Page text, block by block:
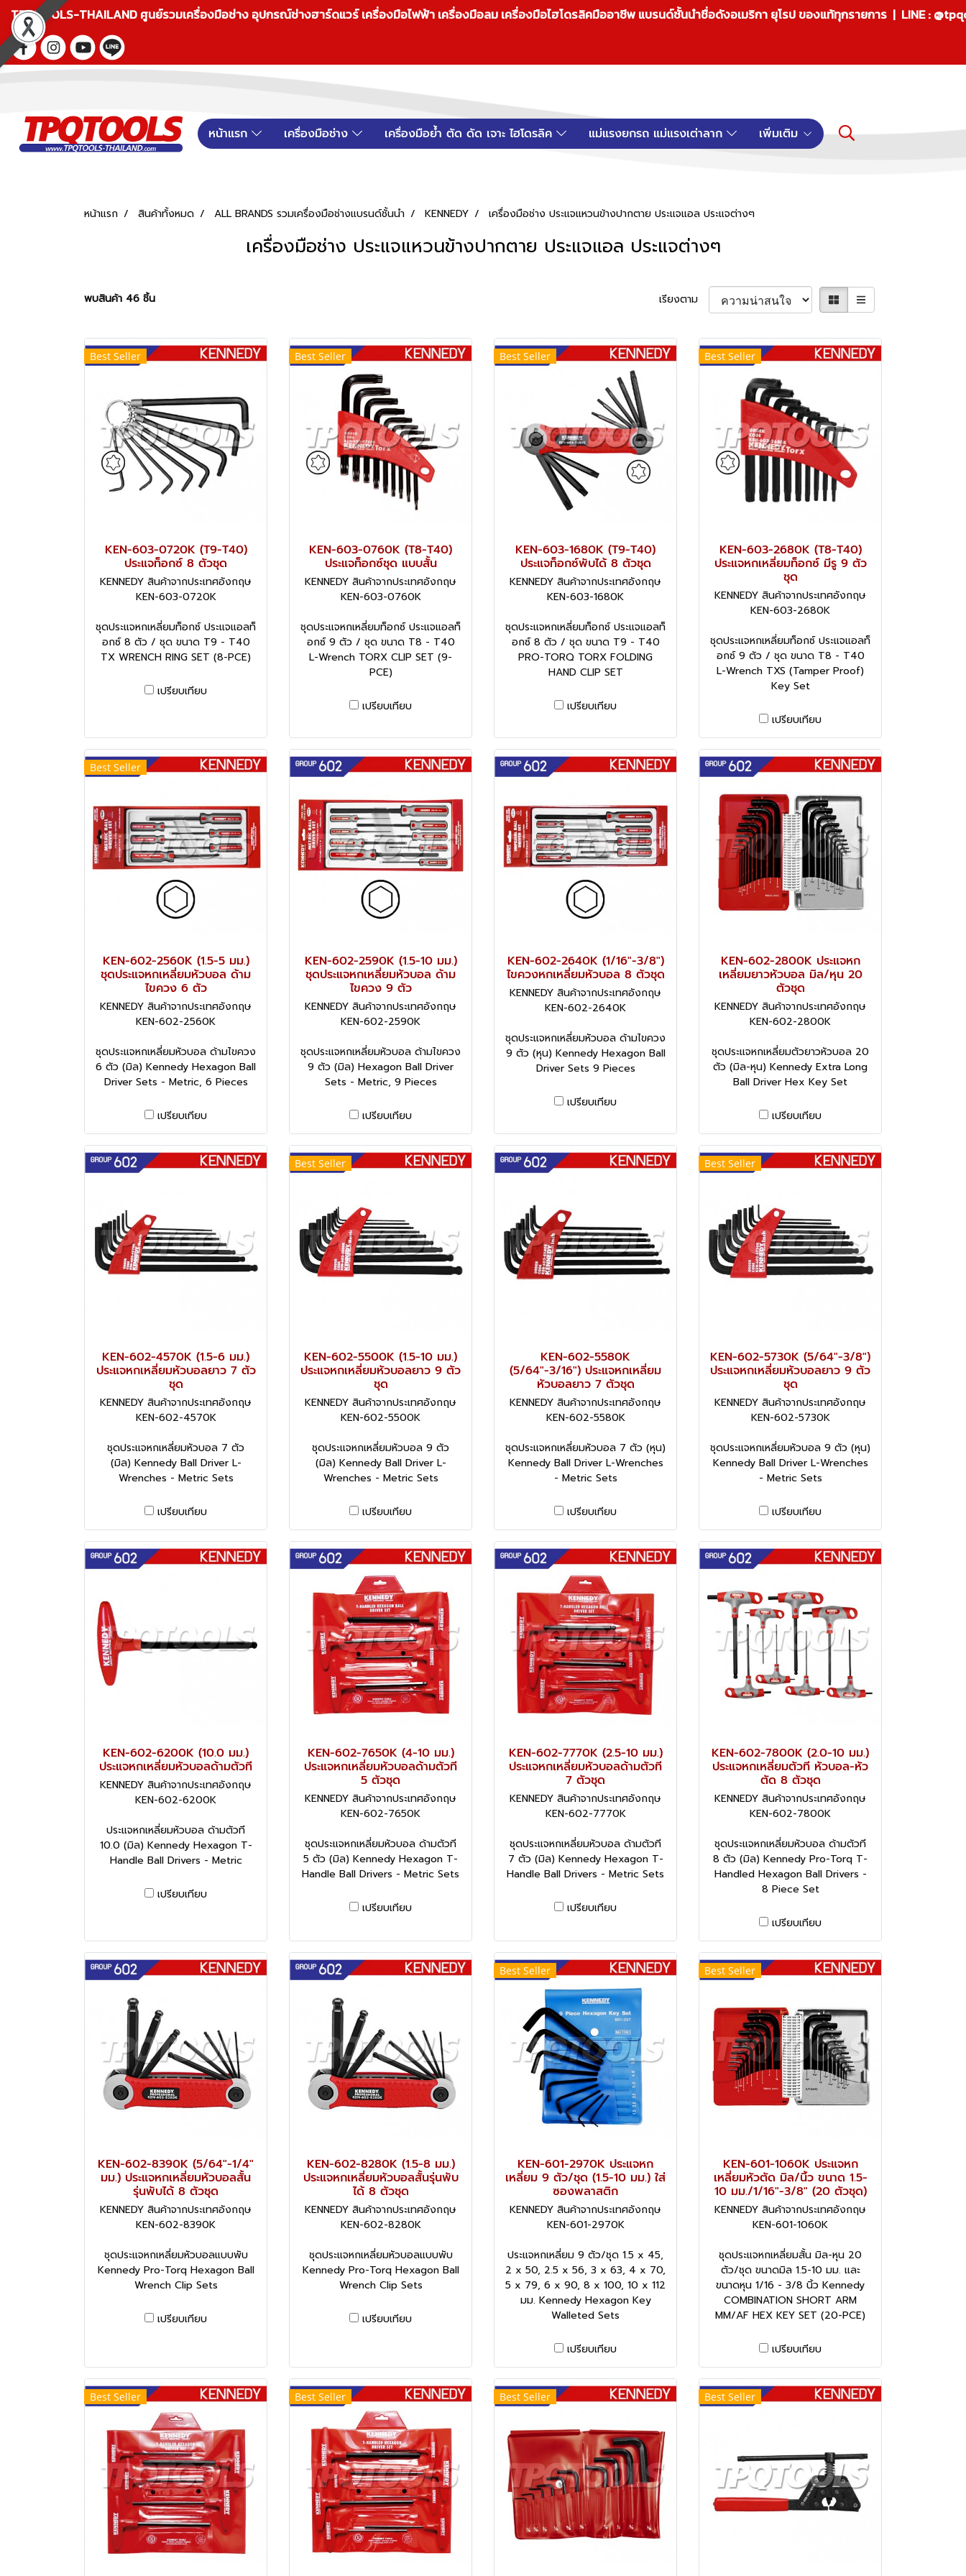
TPQTOOLS-THAILAND ศูนย์รวมเครื่องมือช่าง อุปกรณ์ช่างฮาร์ดแวร์ เครื่องมือไฟฟ้า เครื่องมือลม เครื่องมือไฮโดรลิคมืออาชีพ แบรนด์ชั้นนำชื่อดังอเมริกา ยุโรป ของแท้ทุกรายการ | LINE :
หน้าแรก เครื่องมือช่าง เครื่องมือย้ำ ตัด ดัด เจาะ ไฮโดรลิค แม่แรงยกรถ แม่แรงเต่าลาก เพิ่มเติม
หน้าแรก สินค้าทั้งหมด ALL BRANDS รวมเครื่องมือช่างแบรนด์ชั้นนำ KENNEDY เครื่องมือช่าง ประแจแหวนข้างปากตาย ประแจแอล ประแจต่างๆ
เครื่องมือช่าง ประแจแหวนข้างปากตาย ประแจแอล ประแจต่างๆ
พบสินค้า 46 ชิ้น เรียงตาม
Best Seller
KEN-603-0720K (T9-T40)
ประแจท็อกซ์ 8 ตัวชุด
KENNEDY สินค้าจากประเทศอังกฤษ
KEN-603-0720K
ชุดประแจหกเหลี่ยมท็อกซ์ ประแจแอลท็
อกซ์ 8 ตัว / ชุด ขนาด T9 - T40
TX WRENCH RING SET (8-PCE)
เปรียบเทียบ
Best Seller
KEN-603-0760K (T8-T40)
ประแจท็อกซ์ชุด แบบสั้น
KENNEDY สินค้าจากประเทศอังกฤษ
KEN-603-0760K
ชุดประแจหกเหลี่ยมท็อกซ์ ประแจแอลท็
อกซ์ 9 ตัว / ชุด ขนาด T8 - T40
L-Wrench TORX CLIP SET (9-
PCE)
เปรียบเทียบ
Best Seller
KEN-603-1680K (T9-T40)
ประแจท็อกซ์พับได้ 8 ตัวชุด
KENNEDY สินค้าจากประเทศอังกฤษ
KEN-603-1680K
ชุดประแจหกเหลี่ยมท็อกซ์ ประแจแอลท็
อกซ์ 8 ตัว / ชุด ขนาด T9 - T40
PRO-TORQ TORX FOLDING
HAND CLIP SET
เปรียบเทียบ
Best Seller
KEN-603-2680K (T8-T40)
ประแจหกเหลี่ยมท็อกซ์ มีรู 9 ตัว
ชุด
KENNEDY สินค้าจากประเทศอังกฤษ
KEN-603-2680K
ชุดประแจหกเหลี่ยมท็อกซ์ ประแจแอลท็
อกซ์ 9 ตัว / ชุด ขนาด T8 - T40
L-Wrench TXS (Tamper Proof)
Key Set
เปรียบเทียบ
Best Seller
KEN-602-2560K (1.5-5 มม.)
ชุดประแจหกเหลี่ยมหัวบอล ด้าม
ไขควง 6 ตัว
KENNEDY สินค้าจากประเทศอังกฤษ
KEN-602-2560K
ชุดประแจหกเหลี่ยมหัวบอล ด้ามไขควง
6 ตัว (มิล) Kennedy Hexagon Ball
Driver Sets - Metric, 6 Pieces
เปรียบเทียบ
KEN-602-2590K (1.5-10 มม.)
ชุดประแจหกเหลี่ยมหัวบอล ด้าม
ไขควง 9 ตัว
KENNEDY สินค้าจากประเทศอังกฤษ
KEN-602-2590K
ชุดประแจหกเหลี่ยมหัวบอล ด้ามไขควง
9 ตัว (มิล) Hexagon Ball Driver
Sets - Metric, 9 Pieces
เปรียบเทียบ
KEN-602-2640K (1/16"-3/8")
ไขควงหกเหลี่ยมหัวบอล 8 ตัวชุด
KENNEDY สินค้าจากประเทศอังกฤษ
KEN-602-2640K
ชุดประแจหกเหลี่ยมหัวบอล ด้ามไขควง
9 ตัว (หุน) Kennedy Hexagon Ball
Driver Sets 9 Pieces
เปรียบเทียบ
KEN-602-2800K ประแจหก
เหลี่ยมยาวหัวบอล มิล/หุน 20
ตัวชุด
KENNEDY สินค้าจากประเทศอังกฤษ
KEN-602-2800K
ชุดประแจหกเหลี่ยมตัวยาวหัวบอล 20
ตัว (มิล-หุน) Kennedy Extra Long
Ball Driver Hex Key Set
เปรียบเทียบ
KEN-602-4570K (1.5-6 มม.)
ประแจหกเหลี่ยมหัวบอลยาว 7 ตัว
ชุด
KENNEDY สินค้าจากประเทศอังกฤษ
KEN-602-4570K
ชุดประแจหกเหลี่ยมหัวบอล 7 ตัว
(มิล) Kennedy Ball Driver L-
Wrenches - Metric Sets
เปรียบเทียบ
Best Seller
KEN-602-5500K (1.5-10 มม.)
ประแจหกเหลี่ยมหัวบอลยาว 9 ตัว
ชุด
KENNEDY สินค้าจากประเทศอังกฤษ
KEN-602-5500K
ชุดประแจหกเหลี่ยมหัวบอล 9 ตัว
(มิล) Kennedy Ball Driver L-
Wrenches - Metric Sets
เปรียบเทียบ
KEN-602-5580K
(5/64"-3/16") ประแจหกเหลี่ยม
หัวบอลยาว 7 ตัวชุด
KENNEDY สินค้าจากประเทศอังกฤษ
KEN-602-5580K
ชุดประแจหกเหลี่ยมหัวบอล 7 ตัว (หุน)
Kennedy Ball Driver L-Wrenches
- Metric Sets
เปรียบเทียบ
Best Seller
KEN-602-5730K (5/64"-3/8")
ประแจหกเหลี่ยมหัวบอลยาว 9 ตัว
ชุด
KENNEDY สินค้าจากประเทศอังกฤษ
KEN-602-5730K
ชุดประแจหกเหลี่ยมหัวบอล 9 ตัว (หุน)
Kennedy Ball Driver L-Wrenches
- Metric Sets
เปรียบเทียบ
KEN-602-6200K (10.0 มม.)
ประแจหกเหลี่ยมหัวบอลด้ามตัวที
KENNEDY สินค้าจากประเทศอังกฤษ
KEN-602-6200K
ประแจหกเหลี่ยมหัวบอล ด้ามตัวที
10.0 (มิล) Kennedy Hexagon T-
Handle Ball Drivers - Metric
เปรียบเทียบ
KEN-602-7650K (4-10 มม.)
ประแจหกเหลี่ยมหัวบอลด้ามตัวที
5 ตัวชุด
KENNEDY สินค้าจากประเทศอังกฤษ
KEN-602-7650K
ชุดประแจหกเหลี่ยมหัวบอล ด้ามตัวที
5 ตัว (มิล) Kennedy Hexagon T-
Handle Ball Drivers - Metric Sets
เปรียบเทียบ
KEN-602-7770K (2.5-10 มม.)
ประแจหกเหลี่ยมหัวบอลด้ามตัวที
7 ตัวชุด
KENNEDY สินค้าจากประเทศอังกฤษ
KEN-602-7770K
ชุดประแจหกเหลี่ยมหัวบอล ด้ามตัวที
7 ตัว (มิล) Kennedy Hexagon T-
Handle Ball Drivers - Metric Sets
เปรียบเทียบ
KEN-602-7800K (2.0-10 มม.)
ประแจหกเหลี่ยมตัวที หัวบอล-หัว
ตัด 8 ตัวชุด
KENNEDY สินค้าจากประเทศอังกฤษ
KEN-602-7800K
ชุดประแจหกเหลี่ยมหัวบอล ด้ามตัวที
8 ตัว (มิล) Kennedy Pro-Torq T-
Handled Hexagon Ball Drivers -
8 Piece Set
เปรียบเทียบ
KEN-602-8390K (5/64"-1/4"
มม.) ประแจหกเหลี่ยมหัวบอลสั้น
รุ่นพับได้ 8 ตัวชุด
KENNEDY สินค้าจากประเทศอังกฤษ
KEN-602-8390K
ชุดประแจหกเหลี่ยมหัวบอลแบบพับ
Kennedy Pro-Torq Hexagon Ball
Wrench Clip Sets
เปรียบเทียบ
KEN-602-8280K (1.5-8 มม.)
ประแจหกเหลี่ยมหัวบอลสั้นรุ่นพับ
ได้ 8 ตัวชุด
KENNEDY สินค้าจากประเทศอังกฤษ
KEN-602-8280K
ชุดประแจหกเหลี่ยมหัวบอลแบบพับ
Kennedy Pro-Torq Hexagon Ball
Wrench Clip Sets
เปรียบเทียบ
Best Seller
KEN-601-2970K ประแจหก
เหลี่ยม 9 ตัว/ชุด (1.5-10 มม.) ใส่
ซองพลาสติก
KENNEDY สินค้าจากประเทศอังกฤษ
KEN-601-2970K
ประแจหกเหลี่ยม 9 ตัว/ชุด 1.5 x 45,
2 x 50, 2.5 x 56, 3 x 63, 4 x 70,
5 x 79, 6 x 90, 8 x 100, 10 x 112
มม. Kennedy Hexagon Key
Walleted Sets
เปรียบเทียบ
Best Seller
KEN-601-1060K ประแจหก
เหลี่ยมหัวตัด มิล/นิ้ว ขนาด 1.5-
10 มม./1/16"-3/8" (20 ตัวชุด)
KENNEDY สินค้าจากประเทศอังกฤษ
KEN-601-1060K
ชุดประแจหกเหลี่ยมสั้น มิล-หุน 20
ตัว/ชุด ขนาดมิล 1.5-10 มม. และ
ขนาดหุน 1/16 - 3/8 นิ้ว Kennedy
COMBINATION SHORT ARM
MM/AF HEX KEY SET (20-PCE)
เปรียบเทียบ
Best Seller Best Seller Best Seller Best Seller